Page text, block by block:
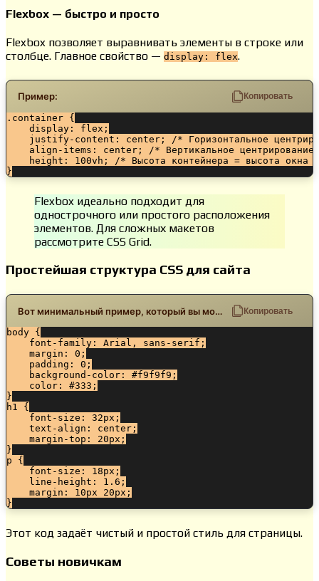
Flexbox — быстро и просто
Flexbox позволяет выравнивать элементы в строке или
столбце. Главное свойство — display: flex.
Пример: Копировать
.container {
    display: flex;
justify-content: center; /* Горизонтальное
align-items: center; /* Вертикальное центрирование
height: 100vh; /* Высота контейнера = высота окна
}
Flexbox идеально подходит для
однострочного или простого расположения
элементов. Для сложных макетов
рассмотрите CSS Grid.
Простейшая структура CSS для сайта
Вот минимальный пример, который вы можете использовать: Копировать
body {
    font-family: Arial, sans-serif;
    margin: 0;
    padding: 0;
    background-color: #f9f9f9;
    color: #333;
}
h1 {
    font-size: 32px;
    text-align: center;
    margin-top: 20px;
}
p {
    font-size: 18px;
    line-height: 1.6;
    margin: 10px 20px;
}
Этот код задаёт чистый и простой стиль для страницы.
Советы новичкам